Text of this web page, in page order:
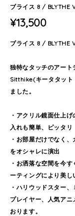
ブライス 8 /
¥13,500
ブライス 8 /
独特なタッチのアー
Sitthike(キータタット
ました。
・アクリル鏡面仕上
入れも簡単、ピッタリ
・お部屋だけでなく
をオシャレに演出
・お洒落な空間を今
ーティングにより美
・ハリウッドスター
プレイヤー、人気ア
おります。